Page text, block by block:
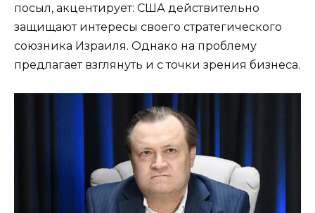
посыл, акцентирует: США действительно
защищают интересы своего стратегического
союзника Израиля. Однако на проблему
предлагает взглянуть и с точки зрения бизнеса.